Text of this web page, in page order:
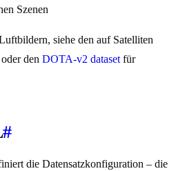
Szenen
siehe den auf Satelliten
oder den DOTA-v2 dataset für
#
die Datensatzkonfiguration – die